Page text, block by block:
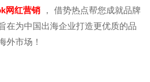
网红营销 ， 借势热点帮您成就品牌
在为中国出海企业打造更优质的品
外市场！